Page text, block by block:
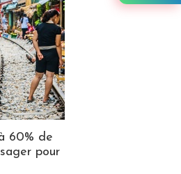
60% de
pour